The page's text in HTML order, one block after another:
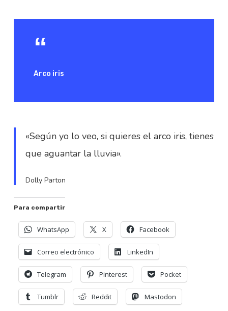
Arco iris
«Según yo lo veo, si quieres el arco iris, tienes
que aguantar la lluvia».
Dolly Parton
Para compartir
WhatsApp X Facebook
Correo electrónico LinkedIn
Telegram Pinterest Pocket
Tumblr Reddit Mastodon